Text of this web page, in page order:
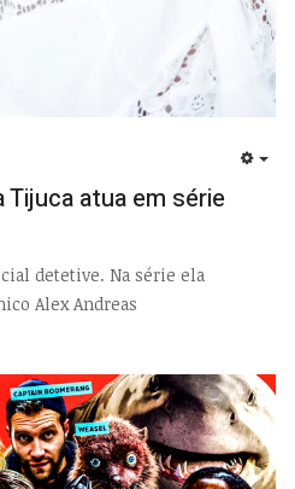
Tijuca atua em série
detetive. Na série ela
Alex Andreas